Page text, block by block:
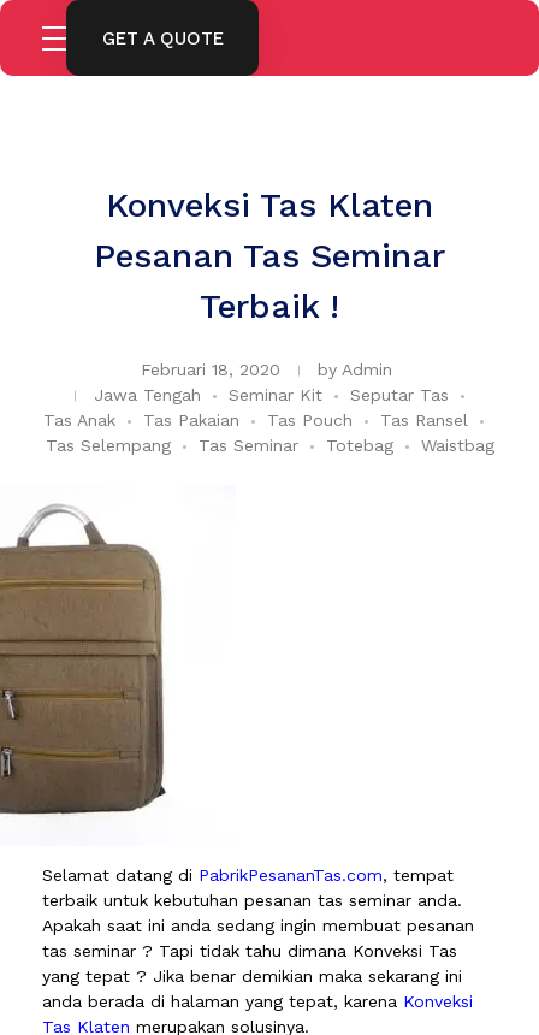
GET A QUOTE
Konveksi Tas Klaten
Pesanan Tas Seminar
Terbaik !
Februari 18, 2020 by Admin
Jawa Tengah
Seminar Kit
Seputar Tas
Tas Anak
Tas Pakaian Tas Pouch
Tas Ransel
Tas Selempang
Tas Seminar Totebag Waistbag
Selamat datang di PabrikPesananTas.com, tempat
terbaik untuk kebutuhan pesanan tas seminar anda.
Apakah saat ini anda sedang ingin membuat pesanan
tas seminar ? Tapi tidak tahu dimana Konveksi Tas
yang tepat ? Jika benar demikian maka sekarang ini
anda berada di halaman yang tepat, karena Konveksi
Tas Klaten merupakan solusinya.